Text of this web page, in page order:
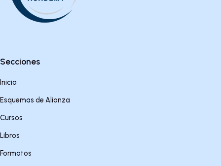
Secciones
Inicio
Esquemas de Alianza
Cursos
Libros
Formatos